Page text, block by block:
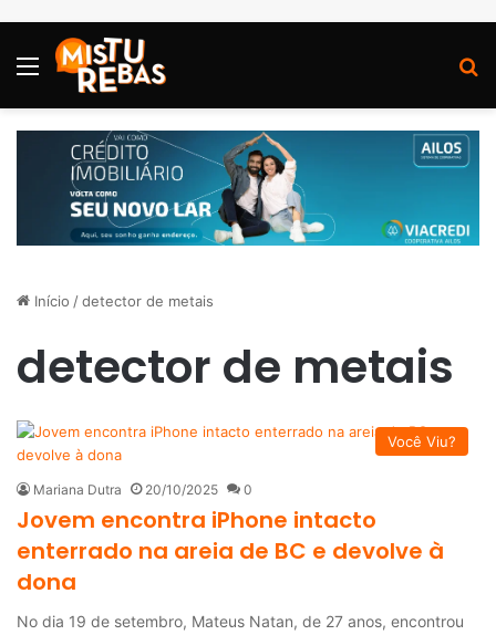
Menu
Início /detector de metais
detector de metais
Você Viu?
Mariana Dutra 20/10/2025 0
Jovem encontra iPhone intacto
enterrado na areia de BC e devolve à
dona
No dia 19 de setembro, Mateus Natan, de 27 anos, encontrou